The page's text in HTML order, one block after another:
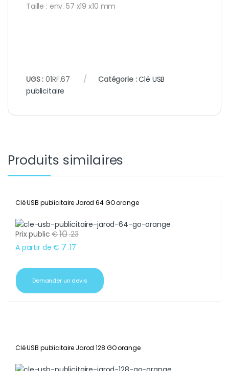
Taille : env. 57 x19 x10 mm
UGS :01RF.67 Catégorie :Clé USB
publicitaire
Produits similaires
Clé USB publicitaire Jarod 64 GO orange
Prix public €10.23
A partir de € 7 .17
Demander un devis
Clé USB publicitaire Jarod 128 GO orange